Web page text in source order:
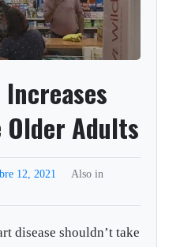
Older Adults
12, 2021
Also in
disease shouldn’t take